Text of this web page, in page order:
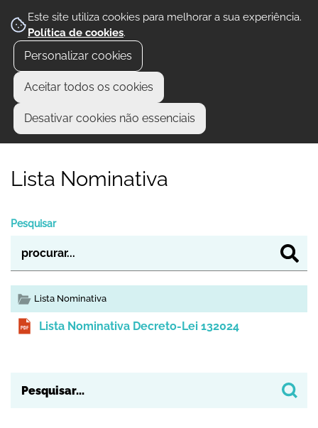
Este site utiliza cookies para melhorar a sua experiência.
Política de cookies.
Personalizar cookies
Aceitar todos os cookies
Desativar cookies não essenciais
Lista Nominativa
Pesquisar
Lista Nominativa
Lista Nominativa Decreto-Lei 132024